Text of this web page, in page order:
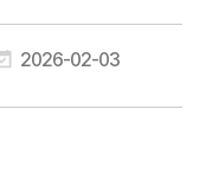
2026-02-03